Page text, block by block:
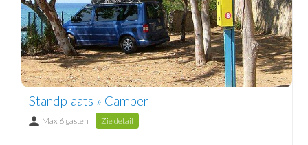
Standplaats » Camper
Max 6 gasten Zie detail